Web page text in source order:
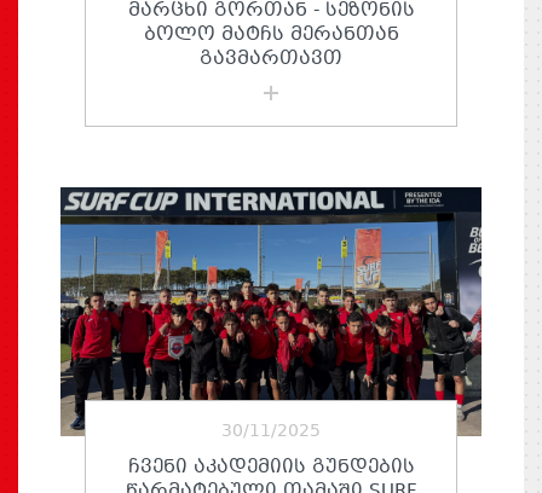
ᲛᲐᲠᲪᲮᲘ ᲒᲝᲠᲗᲐᲜ - ᲡᲔᲖᲝᲜᲘᲡ
ᲑᲝᲚᲝ ᲛᲐᲢᲩᲡ ᲛᲔᲠᲐᲜᲗᲐᲜ
ᲒᲐᲕᲛᲐᲠᲗᲐᲕᲗ
30/11/2025
ᲩᲕᲔᲜᲘ ᲐᲙᲐᲓᲔᲛᲘᲘᲡ ᲒᲣᲜᲓᲔᲑᲘᲡ